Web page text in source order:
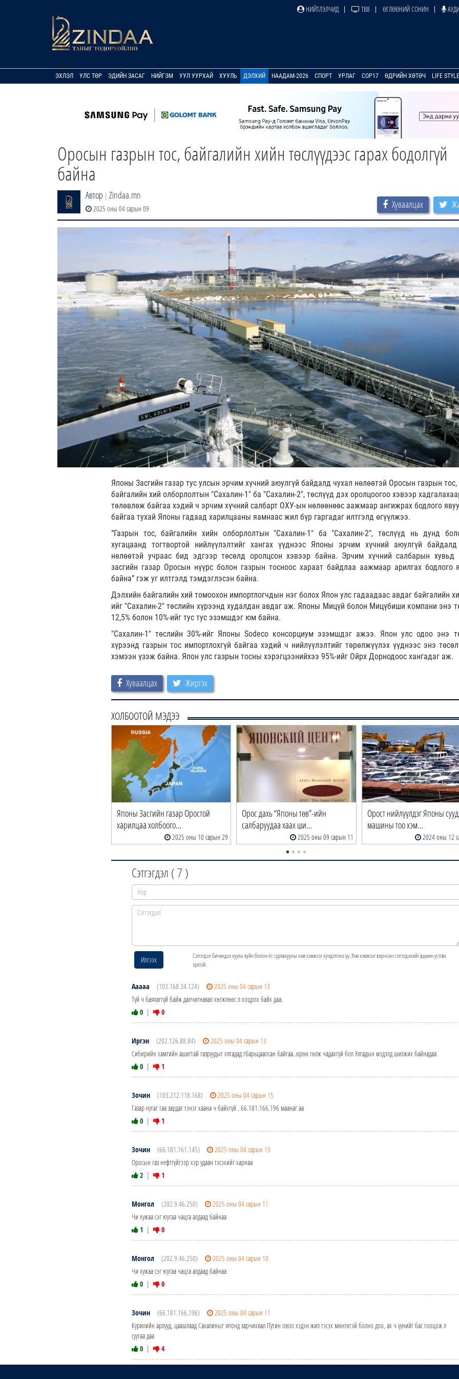
НИЙТЛЭЛЧИД ТВ8 ӨГЛӨӨНИЙ СОНИН
ЭХЛЭЛ УЛС ТӨР ЭДИЙН ЗАСАГ НИЙГЭМ УУЛ УУРХАЙ ХУУЛЬ ДЭЛХИЙ НААДАМ-2026 СПОРТ УРЛАГ COP17 ӨДРИЙН ХӨТӨЧ LIFE STYLE
Оросын газрын тос, байгалийн хийн төслүүдээс гарах бодолгүй
байна
Автор | Zindaa.mn
2025 оны 04 сарын 09 Хуваалцах
Японы Засгийн газар тус улсын эрчим хүчний аюулгүй байдалд чухал нөлөөтэй Оросын газрын тос,
байгалийн хий олборлолтын "Сахалин-1" ба "Сахалин-2", төслүүд дэх оролцоогоо хэвээр
төлөвлөж байгаа хэдий ч эрчим хүчний салбарт ОХУ-ын нөлөөнөөс аажмаар ангижрах бодлого
байгаа тухай Японы гадаад харилцааны яамнаас жил бүр гаргадаг илтгэлд өгүүлжээ.
“Газрын тос, байгалийн хийн олборлолтын "Сахалин-1" ба "Сахалин-2", төслүүд нь дунд
хугацаанд тогтвортой нийлүүлэлтийг хангах үүднээс Японы эрчим хүчний аюулгүй
нөлөөтэй учраас бид эдгээр төсөлд оролцсон хэвээр байна. Эрчим хүчний салбарын хувьд
засгийн газар Оросын нүүрс болон газрын тосноос хараат байдлаа аажмаар арилгах бодлого
байна” гэж уг илтгэлд тэмдэглэсэн байна.
Дэлхийн байгалийн хий томоохон импортлогчдын нэг болох Япон улс гадаадаас авдаг байгалийн
ийг "Сахалин-2" төслийн хүрээнд худалдан авдаг аж. Японы Мицүй болон Мицүбиши компани энэ
12,5% болон 10%-ийг тус тус эзэмшдэг юм байна.
"Сахалин-1" төслийн 30%-ийг Японы Sodeco консорциум эзэмшдэг ажээ. Япон улс одоо энэ
хүрээнд газрын тос импортлохгүй байгаа хэдий ч нийлүүлэлтийг төрөлжүүлэх үүднээс энэ
хэмээн үзэж байна. Япон улс газрын тосны хэрэгцээнийхээ 95%-ийг Ойрх Дорнодоос хангадаг аж.
Хуваалцах Жиргэх
ХОЛБООТОЙ МЭДЭЭ
Японы Засгийн газар Оростой
харилцаа холбоого…
2025 оны 10 сарын 29
Орос дахь “Японы төв”-ийн
салбаруудаа хаах ши…
2025 оны 09 сарын 11
Орост нийлүүлдэг Японы
машины тоо хэм…
2024 оны 12
Сэтгэгдэл (7 )
Илгээх
Сэтгэгдэл бичихдээ хууль зүйн болон ёс суртахууны хэм хэмжээг хүндэтгэнэ үү. Хэм хэмжээг зөрчсөн сэтгэгдэлийг админ устгах
эрхтэй.
Ааааа (103.168.34.124)
2025 оны 04 сарын 13
Түй ч баялаггүй байж далчигнавал хөгжлөөс л хоцрох байх даа.
0 | 0
Иргэн (202.126.88.84)
2025 оны 04 сарын 13
Сибирийн хамгийн ашигтай газруудыг хятадад тбарьцааосан байгаа..өрөө төлж чадахгүй бол Хятадын мэдэлд шилжих байнадаа
0 | 1
Зочин (103.212.118.168)
2025 оны 04 сарын 15
Газар нутаг гаа зардаг тэнэг хаана ч байхгүй . 66.181.166.196 маанаг аа
0 | 1
Зочин (66.181.161.145)
2025 оны 04 сарын 13
Оросын газ нефтгүйгээр хэр удаан тэсэхийг харнаа
2 | 1
Монгол (202.9.46.250)
2025 оны 04 сарын 11
Чи хужаа сэг юугаа чацга алдаад байнаа
1 | 0
Монгол (202.9.46.250)
2025 оны 04 сарын 10
Чи хужаа сэг юугаа чацга алдаад байнаа
0 | 0
Зочин (66.181.166.196)
2025 оны 04 сарын 11
Курилийн арлууд, цаашлаад Сахалиныг японд зарчихвал Путин овоо хэдэн жил тэсэх мөнгөтэй болно доо, ах ч үүнийг бас тооцож л
суугаа даа
0 | 4